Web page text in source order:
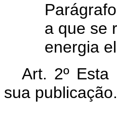
a que se
energia
Art. 2º Esta
sua publicação.